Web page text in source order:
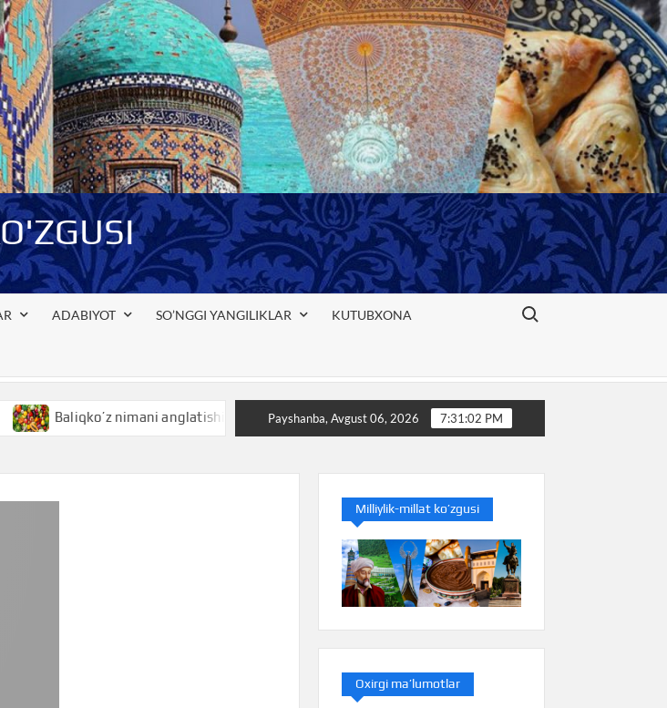
ADABIYOT SO’NGGI YANGILIKLAR KUTUBXONA
Search for:
nimani anglatishini bilasizmi Baliq nimani anglatishini bilasizmi
Payshanba, Avgust 06, 2026 7:31:02 PM
Milliylik-millat ko’zgusi
Oxirgi ma’lumotlar